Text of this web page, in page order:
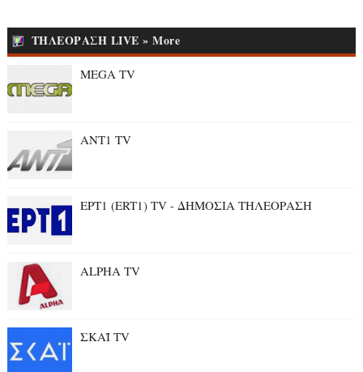
ΤΗΛΕΟΡΑΣΗ LIVE » More
MEGA TV
ANT1 TV
ΕΡΤ1 (ERT1) TV - ΔΗΜΟΣΙΑ ΤΗΛΕΟΡΑΣΗ
ALPHA TV
ΣΚΑΪ TV